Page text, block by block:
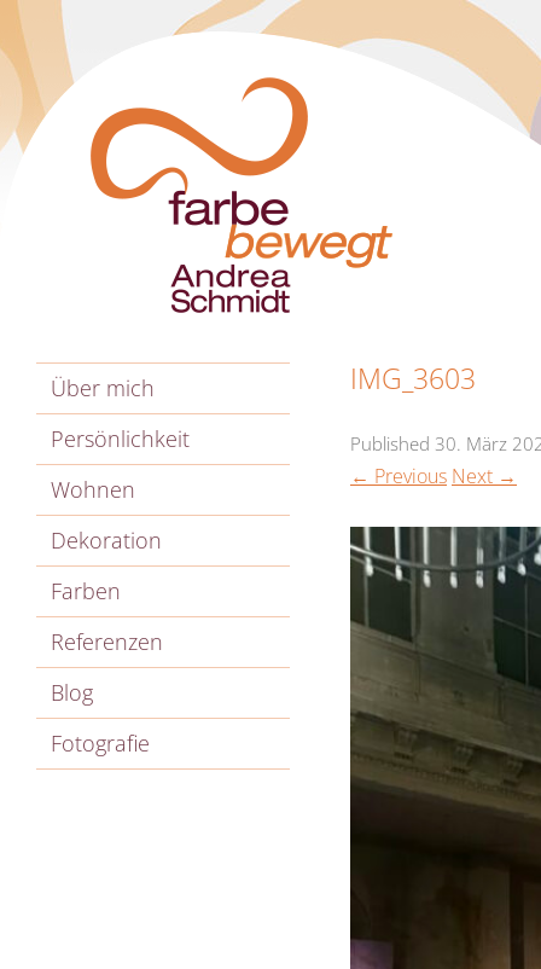
Über mich
Persönlichkeit
Wohnen
Dekoration
Farben
Referenzen
Blog
Fotografie
IMG_3603
Published 30. März
← Previous Next →